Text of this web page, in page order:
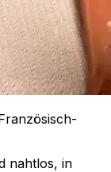
nahtlos, in